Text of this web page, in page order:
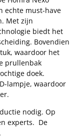
echte must-have
Met zijn
biedt het
Bovendien
waardoor het
prullenbak
doek.
lampje, waardoor
nodig. Op
experts. De